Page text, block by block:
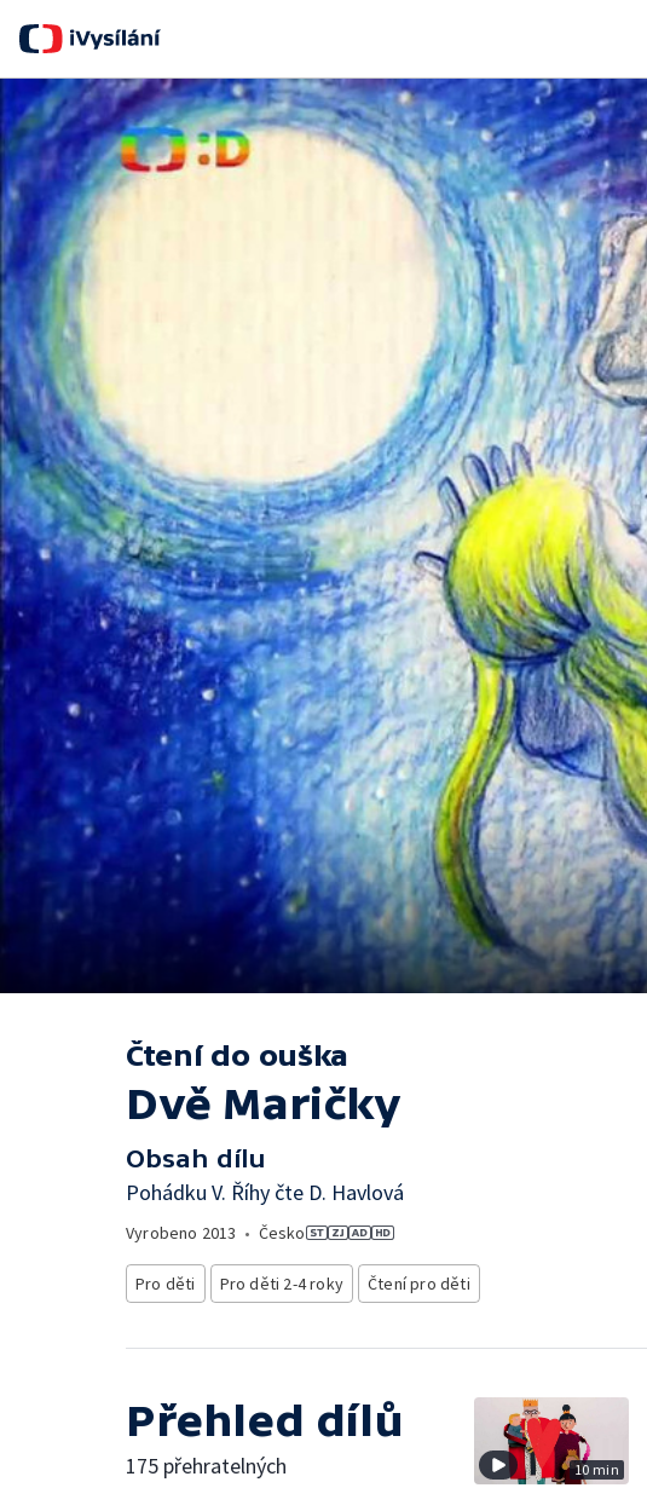
Čtení do ouška
Dvě Maričky
Obsah dílu
Pohádku V. Říhy čte D. Havlová
Vyrobeno 2013 • Česko
Pro děti Pro děti 2-4 roky Čtení pro děti
Přehled dílů
175 přehratelných 10 min